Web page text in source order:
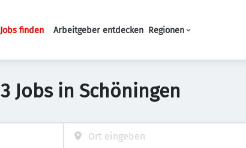
Haupt-Navigation
Jobs finden Arbeitgeber entdecken Regionen
3 Jobs in Schöningen